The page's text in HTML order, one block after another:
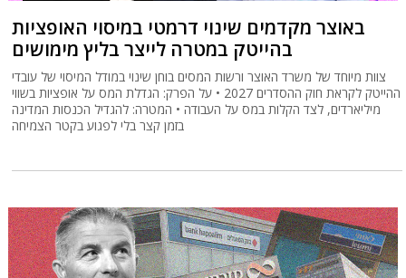
באוצר מקדמים שינוי דרמטי במיסוי האופציות
בהייטק במטרה לייצר בליץ מימושים
צוות מיוחד של משרד האוצר ורשות המסים בוחן שינוי במודל המיסוי של עובדי
ההייטק לקראת חוק ההסדרים 2027 • על הפרק: הגדלת המס על אופציות בשווי
מיליארדים, לצד הקלות במס על העבודה • המטרה: להגדיל הכנסות המדינה
בזמן קצר בלי לפגוע בקטר הצמיחה